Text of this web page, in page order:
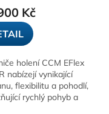
Kč
holení CCM EFlex
nabízejí vynikající
flexibilitu a pohodlí,
rychlý pohyb a